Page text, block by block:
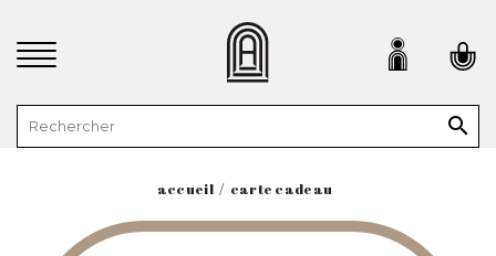

accueil carte cadeau